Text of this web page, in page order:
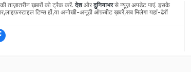
की ताज़ातरीन ख़बरों को ट्रैक करें. देशऔरदुनियाभरसे न्यूज़ अपडेट पाएं. इसके
टिप्स हों,या अनोखी-अनूठी ऑफ़बीट ख़बरें,सब मिलेगा यहां-ढेरों